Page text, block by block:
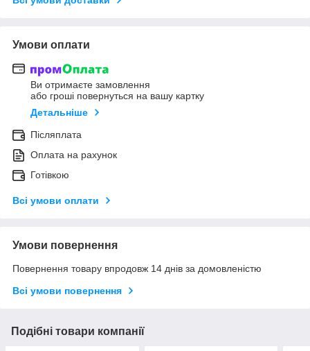
Умови оплати
Ви отримаєте замовлення
або гроші повернуться на вашу картку
Детальніше
Післяплата
Оплата на рахунок
Готівкою
Всі умови оплати
Умови повернення
Повернення товару впродовж 14 днів за домовленістю
Всі умови повернення
Подібні товари компанії